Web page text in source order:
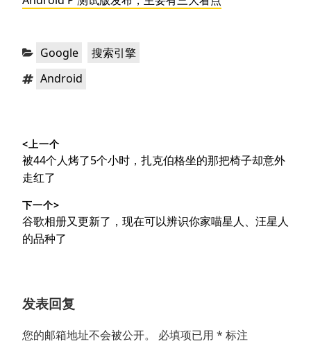
分
Google ，
搜索引擎
标 Android
章
导
航
<上一个
上
篇
章：
被44个人烤了5个小时，扎克伯格坐的那把椅子却意外
走红了
下一个>
下
篇
谷歌相册又更新了，现在可以辨识你家喵星人、汪星人
的品种了
发表回复
您的邮箱地址不会被公开。 必填项已用 * 标注